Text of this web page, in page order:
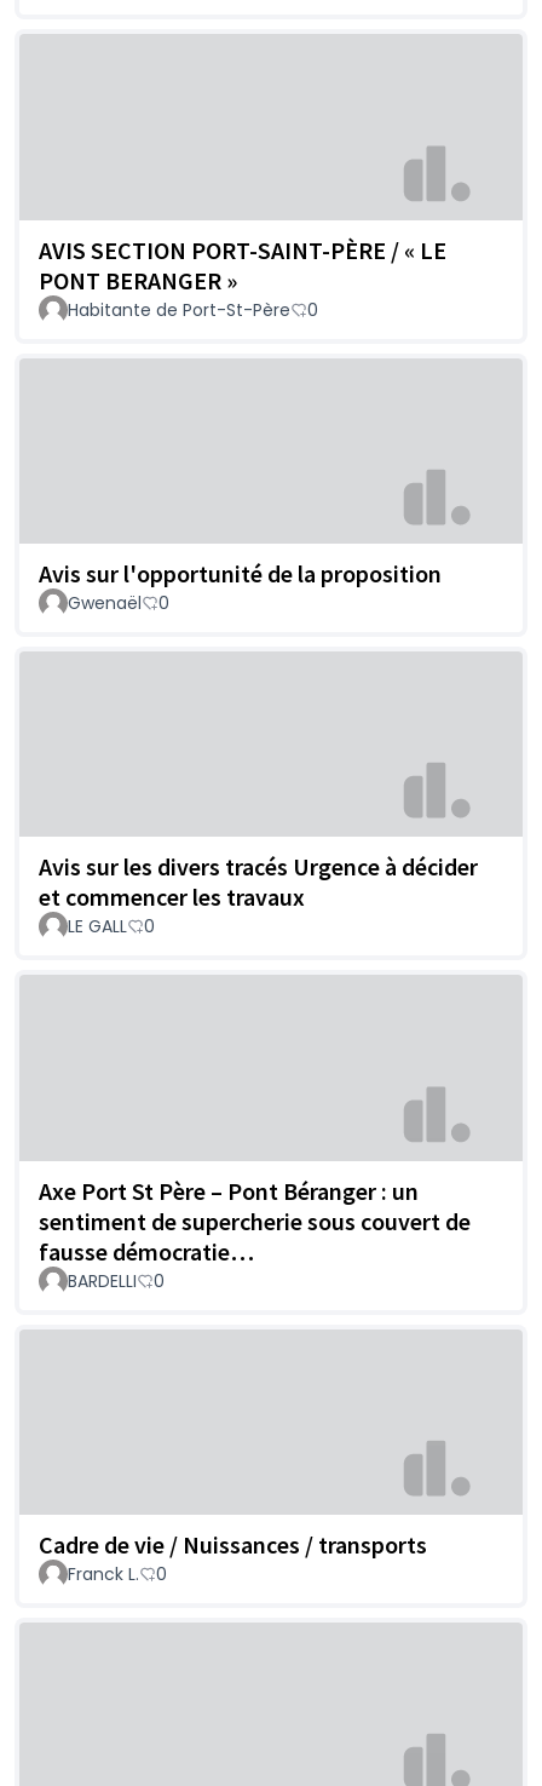
AVIS SECTION PORT-SAINT-PÈRE / « LE
PONT BERANGER »
Habitante de Port-St-Père 0
Avis sur l'opportunité de la proposition
Gwenaël 0
Avis sur les divers tracés Urgence à décider
et commencer les travaux
LE GALL 0
Axe Port St Père – Pont Béranger : un
sentiment de supercherie sous couvert de
fausse démocratie…
BARDELLI 0
Cadre de vie / Nuissances / transports
Franck L. 0